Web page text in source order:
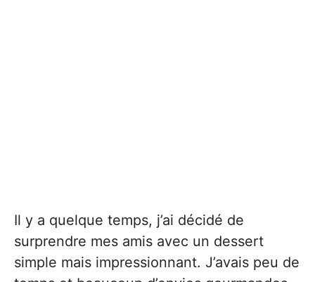
Il y a quelque temps, j’ai décidé de
surprendre mes amis avec un dessert
simple mais impressionnant. J’avais peu de